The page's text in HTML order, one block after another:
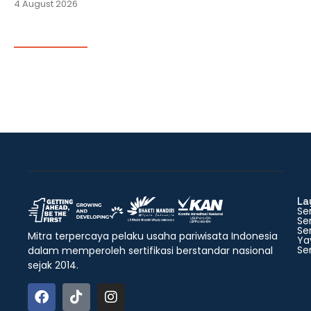
4 August 2026
Mitra terpercaya pelaku usaha pariwisata Indonesia
dalam memperoleh sertifikasi berstandar nasional
sejak 2014.